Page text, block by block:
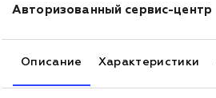
Авторизованный сервис-центр
Описание Характеристики